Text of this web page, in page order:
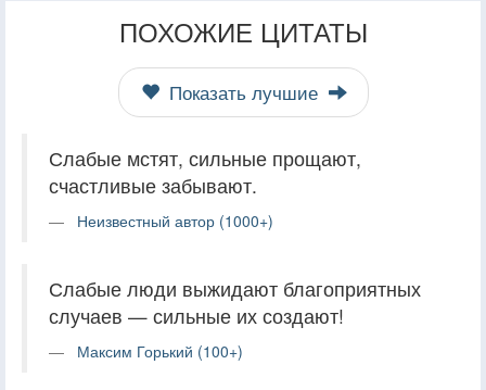
ПОХОЖИЕ ЦИТАТЫ
Показать лучшие
Слабые мстят, сильные прощают,
счастливые забывают.
Неизвестный автор (1000+)
Слабые люди выжидают благоприятных
случаев — сильные их создают!
Максим Горький (100+)